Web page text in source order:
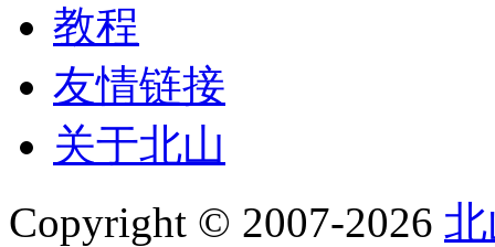
教程
友情链接
关于北山
Copyright © 2007-2026